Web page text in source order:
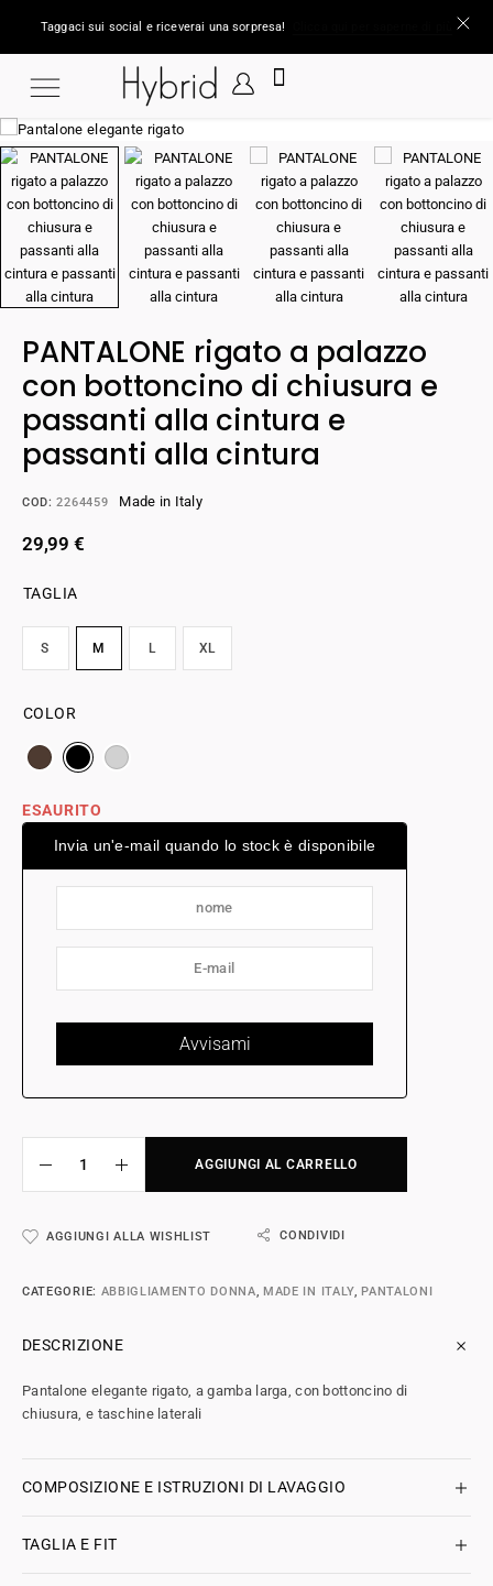
Taggaci sui social e riceverai una sorpresa!
PANTALONE rigato a palazzo
con bottoncino di chiusura e
passanti alla cintura e
passanti alla cintura
COD:2264459 Made in Italy
29,99 €
TAGLIA
S M L XL
COLOR
ESAURITO
Invia un'e-mail quando lo stock è disponibile
AGGIUNGI AL CARRELLO
AGGIUNGI ALLA WISHLIST CONDIVIDI
CATEGORIE: ABBIGLIAMENTO DONNA, MADE IN ITALY,PANTALONI
DESCRIZIONE
Pantalone elegante rigato, a gamba larga, con bottoncino di
chiusura, e taschine laterali
COMPOSIZIONE E ISTRUZIONI DI LAVAGGIO
TAGLIA E FIT